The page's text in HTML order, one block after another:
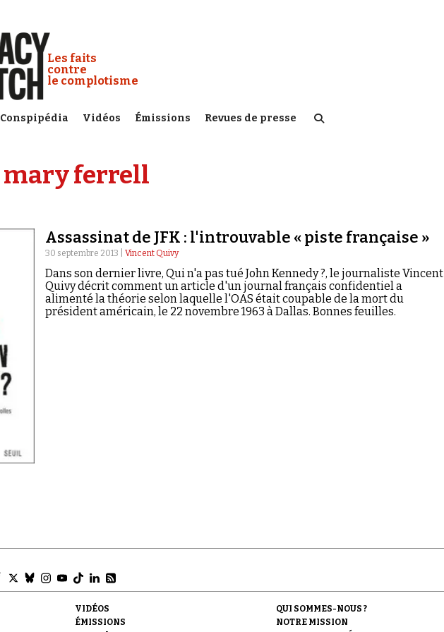
Conspiracy Watch :
Les faits
contre
le complotisme
Conspipédia Vidéos Émissions Revues de presse
mary ferrell
Assassinat de JFK : l'introuvable « piste française »
30 septembre 2013 | Vincent Quivy
Dans son dernier livre, Qui n'a pas tué John Kennedy ?, le journaliste Vincent
Quivy décrit comment un article d'un journal français confidentiel a
alimenté la théorie selon laquelle l'OAS était coupable de la mort du
président américain, le 22 novembre 1963 à Dallas. Bonnes feuilles.
VIDÉOS
ÉMISSIONS
QUI SOMMES-NOUS ?
NOTRE MISSION